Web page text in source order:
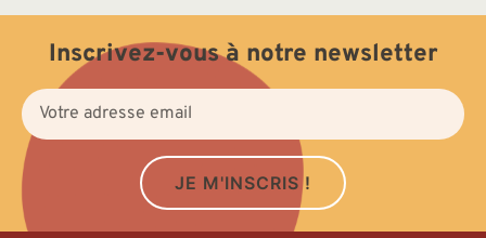
Inscrivez-vous à notre newsletter
JE M'INSCRIS !